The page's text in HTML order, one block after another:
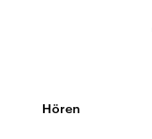
Hören